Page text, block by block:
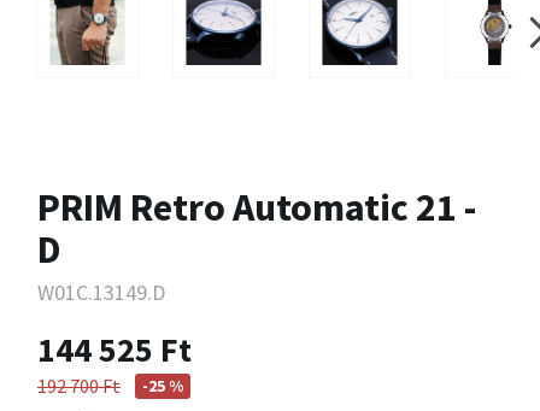
PRIM Retro Automatic 21 -
D
W01C.13149.D
144 525 Ft
192 700 Ft -25 %